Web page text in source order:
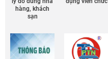
hàng, khách
sạn